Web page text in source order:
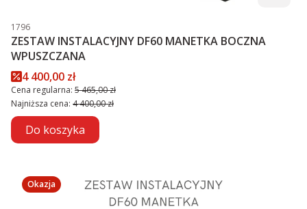
Kod produktu
1796
ZESTAW INSTALACYJNY DF60 MANETKA BOCZNA
WPUSZCZANA
Cena promocyjna
4 400,00 zł
Cena regularna: 5 465,00 zł
Najniższa cena: 4 400,00 zł
Do koszyka
Okazja